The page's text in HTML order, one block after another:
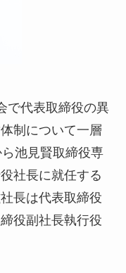
で代表取締役の異
制について一層
池見賢取締役専
社長に就任する
長は代表取締役
役副社長執行役